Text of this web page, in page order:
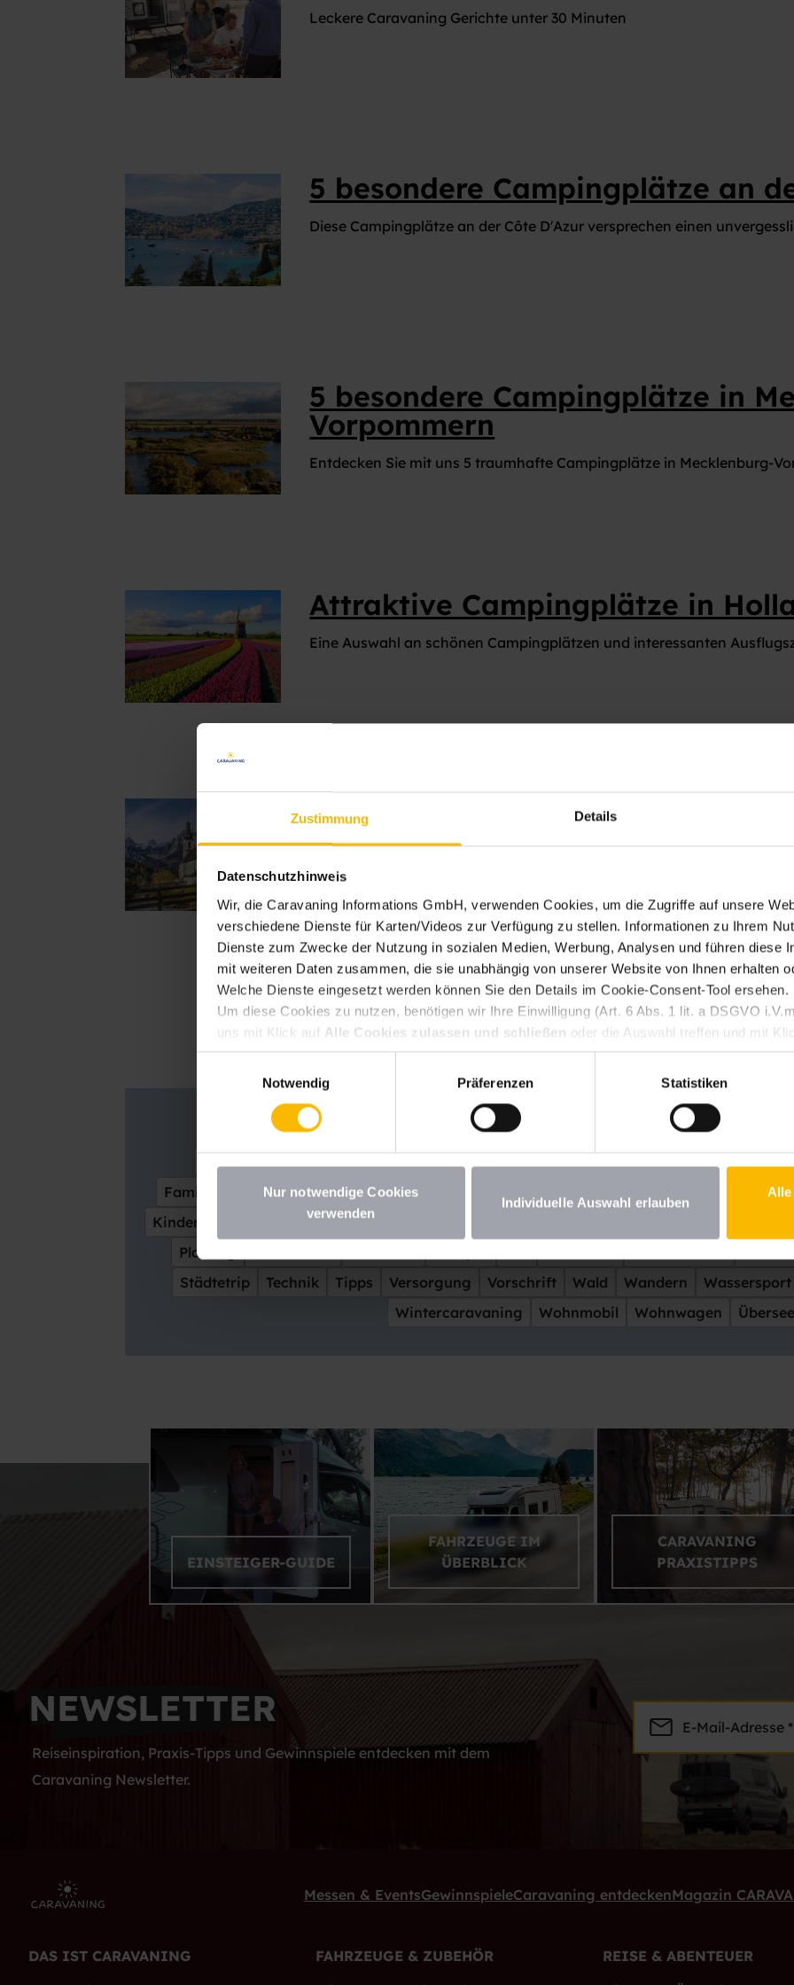
Zustimmung Details
Datenschutzhinweis
Wir, die Caravaning Informations GmbH, verwenden Cookies, um die Zugriffe auf unsere
verschiedene Dienste für Karten/Videos zur Verfügung zu stellen. Informationen zu Ihrem
Dienste zum Zwecke der Nutzung in sozialen Medien, Werbung, Analysen und führen diese
mit weiteren Daten zusammen, die sie unabhängig von unserer Website von Ihnen erhalten
Welche Dienste eingesetzt werden können Sie den Details im Cookie-Consent-Tool ersehen.
Um diese Cookies zu nutzen, benötigen wir Ihre Einwilligung (Art. 6 Abs. 1 lit. a DSGVO
uns mit Klick auf Alle Cookies zulassen und schließen oder die Auswahl treffen und mit
erlaubenerteilen. Sie können Ihre erteilte Einwilligung jederzeit für die Zukunft widerrufen.
deaktivieren Sie diesen Dienst. Wenn Sie unter 16 Jahre alt sind und Ihre Zustimmung zu
möchten, müssen Sie Ihre Erziehungsberechtigten um Erlaubnis bitten. Weitere
Datenschutzhinweisen
Notwendig
Präferenzen Statistiken
Nur notwendige Cookies
verwenden
Individuelle Auswahl erlauben
VIELFALT CARAVANING
Caravaning mit Hund
Wellness-Camping
MAGAZIN CARAVANING WELT
Leckere Caravaning Gerichte unter 30 Minuten
5 besondere Campingplätze an
Diese Campingplätze an der Côte D'Azur versprechen einen
5 besondere Campingplätze in
Vorpommern
Entdecken Sie mit uns 5 traumhafte Campingplätze in Mecklenburg-
Attraktive Campingplätze in
Eine Auswahl an schönen Campingplätzen und interessanten
Bayern
Auf Tour durch die Heil- und Kurorte Bayerns
Weitere Themen
Abenteuer Anschaffung Austausch Bauernhof
Caravaning erleben
Caravaning-Fahrzeuge Deutschland Erholung Europa
Familienfreundlich
Fluss Frankreich Insel
Kinder
Kultur Lesestoff
Planung
Städtetrip
Technik Tipps Versorgung Vorschrift Wald Wandern Wassersport
Wintercaravaning
Wohnmobil Wohnwagen Übersee
EINSTEIGER-GUIDE
FAHRZEUGE IM
ÜBERBLICK
CARAVANING
PRAXISTIPPS
NEWSLETTER
Reiseinspiration, Praxis-Tipps und Gewinnspiele entdecken mit dem
Caravaning Newsletter.
E-Mail-Adresse *
Messen & EventsGewinnspieleCaravaning entdeckenMagazin
DAS IST CARAVANING
FAHRZEUGE & ZUBEHÖR
REISE & ABENTEUER